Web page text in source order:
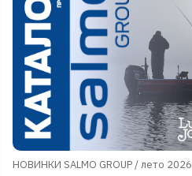
НОВИНКИ SALMO GROUP / лето 2026